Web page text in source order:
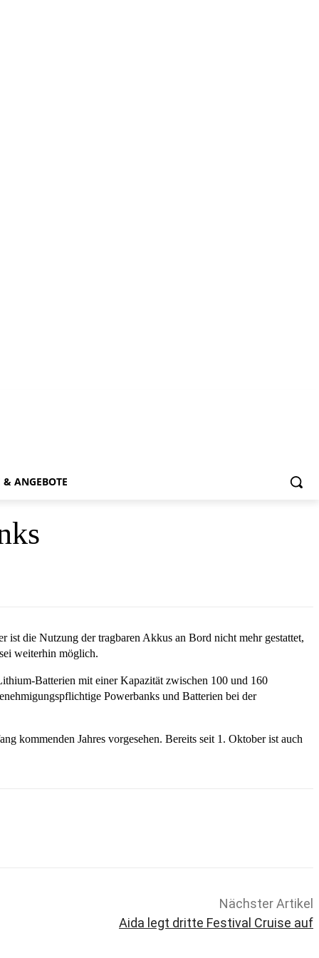
& ANGEBOTE
die Nutzung der tragbaren Akkus an Bord nicht mehr gestattet,
weiterhin möglich.
Batterien mit einer Kapazität zwischen 100 und 160
Powerbanks und Batterien bei der
kommenden Jahres vorgesehen. Bereits seit 1. Oktober ist auch
Nächster Artikel
Aida legt dritte Festival Cruise auf